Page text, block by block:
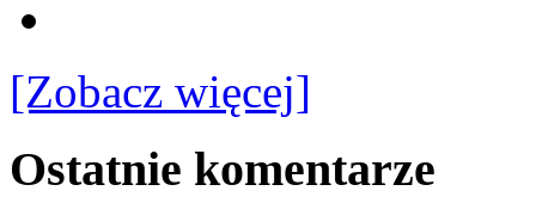
[Zobacz więcej]
Ostatnie komentarze